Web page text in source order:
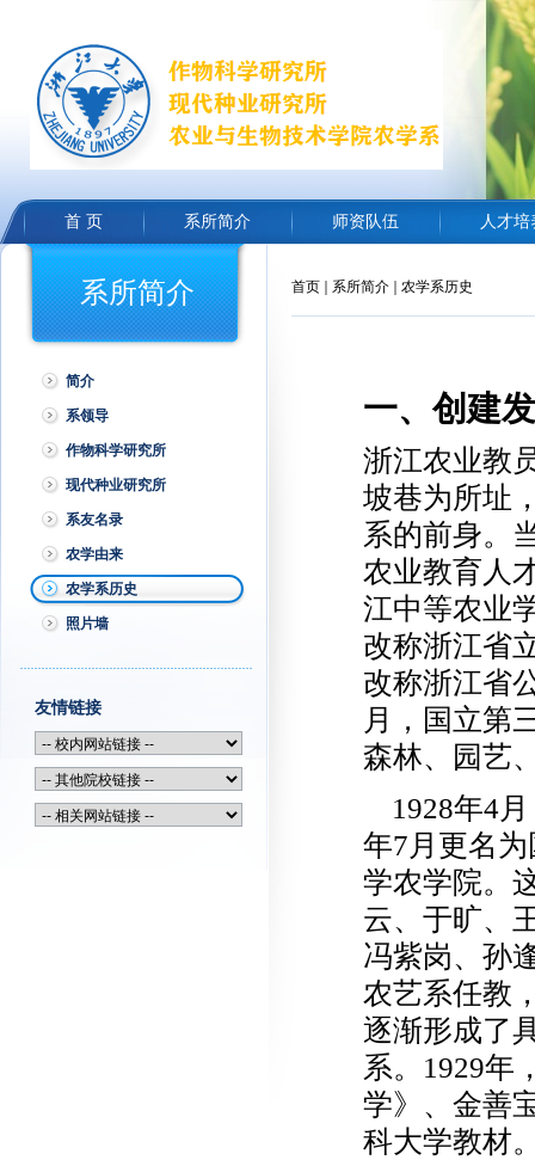
首 页 系所简介 师资队伍 人才培
系所简介
简介
系领导
作物科学研究所
现代种业研究所
系友名录
农学由来
农学系历史
照片墙
友情链接
首页 系所简介 农学系历史
一、创建
浙江农业教
坡巷为所址
系的前身。
农业教育人
江中等农业
改称浙江省
改称浙江省
月，国立第
森林、园艺
1928年4月
年7月更名
学农学院。
云、于旷、
冯紫岗、孙
农艺系任教
逐渐形成了
系。1929年
学》、金善
科大学教材